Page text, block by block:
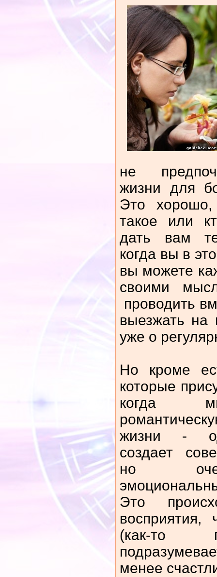
не
жизни для
Это хорошо,
такое или
дать вам
когда вы в
вы можете
своими
проводить
выезжать на
уже о
Но кроме
которые
когда
жизни -
создает
но
Это
восприятия,
(как-то
менее